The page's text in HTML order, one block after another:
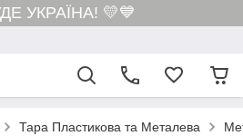
УКРАЇНА! 💛💙
Тара Пластикова та Металева